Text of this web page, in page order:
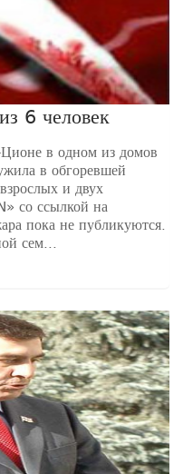
6 человек
в одном из домов
в обгоревшей
и двух
со ссылкой на
пока не публикуются.
сем...